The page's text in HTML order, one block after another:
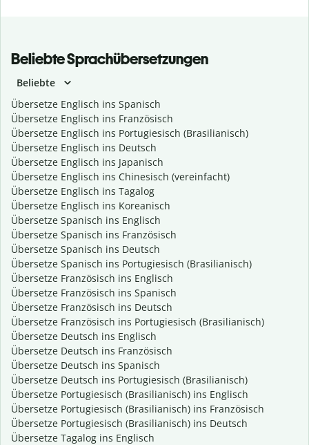
Beliebte Sprachübersetzungen
Beliebte
Übersetze Englisch ins Spanisch
Übersetze Englisch ins Französisch
Übersetze Englisch ins Portugiesisch (Brasilianisch)
Übersetze Englisch ins Deutsch
Übersetze Englisch ins Japanisch
Übersetze Englisch ins Chinesisch (vereinfacht)
Übersetze Englisch ins Tagalog
Übersetze Englisch ins Koreanisch
Übersetze Spanisch ins Englisch
Übersetze Spanisch ins Französisch
Übersetze Spanisch ins Deutsch
Übersetze Spanisch ins Portugiesisch (Brasilianisch)
Übersetze Französisch ins Englisch
Übersetze Französisch ins Spanisch
Übersetze Französisch ins Deutsch
Übersetze Französisch ins Portugiesisch (Brasilianisch)
Übersetze Deutsch ins Englisch
Übersetze Deutsch ins Französisch
Übersetze Deutsch ins Spanisch
Übersetze Deutsch ins Portugiesisch (Brasilianisch)
Übersetze Portugiesisch (Brasilianisch) ins Englisch
Übersetze Portugiesisch (Brasilianisch) ins Französisch
Übersetze Portugiesisch (Brasilianisch) ins Deutsch
Übersetze Tagalog ins Englisch